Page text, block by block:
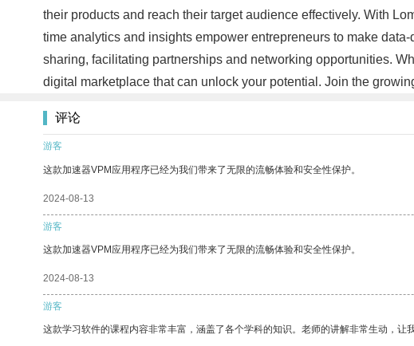
their products and reach their target audience effectively. With
time analytics and insights empower entrepreneurs to make
sharing, facilitating partnerships and networking opportunities.
digital marketplace that can unlock your potential. Join the
评论
游客
这款加速器VPM应用程序已经为我们带来了无限的流畅体验和安全性保护。
2024-08-13
游客
这款加速器VPM应用程序已经为我们带来了无限的流畅体验和安全性保护。
2024-08-13
游客
这款学习软件的课程内容非常丰富，涵盖了各个学科的知识。老师的讲解非常生动，让